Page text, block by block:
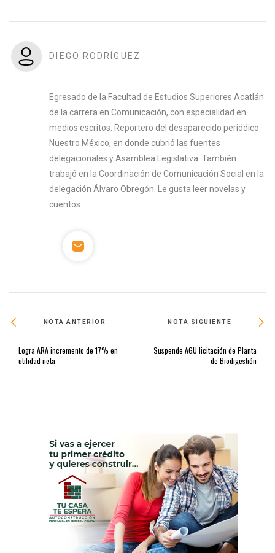
DIEGO RODRÍGUEZ
Egresado de la Facultad de Estudios Superiores Acatlán
de la carrera en Comunicación, con especialidad en
medios escritos. Reportero del desaparecido periódico
Nuestro México, en donde cubrió las fuentes
delegacionales y Asamblea Legislativa. También
trabajó en la Coordinación de Comunicación Social en la
delegación Álvaro Obregón. Le gusta leer novelas y
cuentos.
NOTA ANTERIOR
Logra ARA incremento de 17% en
utilidad neta
NOTA SIGUIENTE
Suspende AGU licitación de Planta
de Biodigestión